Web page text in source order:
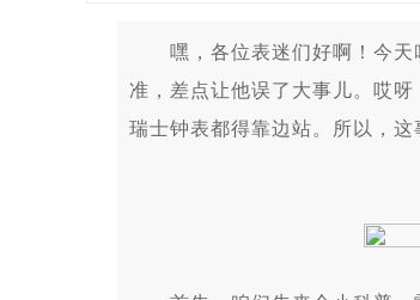
嘿，各位表迷们好啊！今天
准，差点让他误了大事儿。哎
瑞士钟表都得靠边站。所以，这